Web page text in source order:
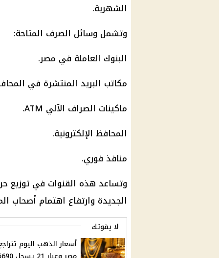
الشهرية.
وتشمل وسائل الصرف المتاحة:
البنوك العاملة في مصر.
مكاتب البريد المنتشرة في
ماكينات الصراف الآلي
المحافظ الإلكترونية.
منافذ فوري.
وتساعد هذه القنوات في توزيع
الجديدة وارتفاع اهتمام أصحاب
لا يفوتك
أسعار الذهب اليوم